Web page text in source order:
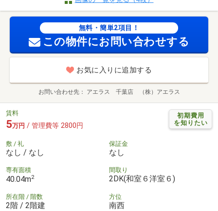
無料・簡単2項目！
この物件にお問い合わせする
お気に入りに追加する
お問い合わせ先 アエラス 千葉店 （株）アエラス
初期費用
を知りたい
賃料
5万円 / 管理費等 2800円
敷 / 礼
なし / なし
保証金
なし
専有面積
40.04m2
間取り
2DK(和室６洋室６)
所在階 / 階数
2階 / 2階建
方位
南西